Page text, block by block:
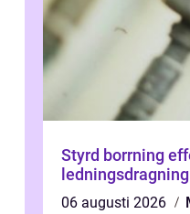
Styrd borrning effektiv
06 augusti 2026